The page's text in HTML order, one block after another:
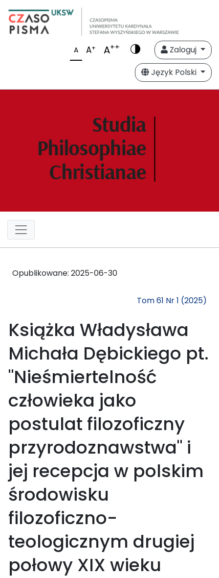
A A+ A++
Zaloguj
Język Polski
Opublikowane: 2025-06-30
Tom 61 Nr 1 (2025)
Książka Władysława
Michała Dębickiego pt.
"Nieśmiertelność
człowieka jako
postulat filozoficzny
przyrodoznawstwa" i
jej recepcja w polskim
środowisku
filozoficzno-
teologicznym drugiej
połowy XIX wieku